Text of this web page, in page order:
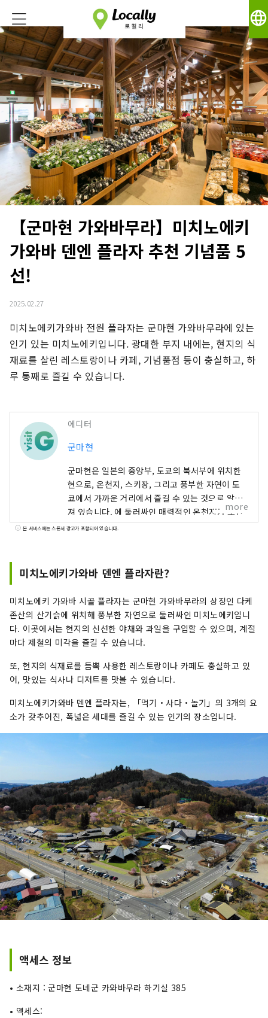
language
【군마현 가와바무라】미치노에키
가와바 덴엔 플라자 추천 기념품 5
선!
2025.02.27
미치노에키가와바 전원 플라자는 군마현 가와바무라에 있는
인기 있는 미치노에키입니다. 광대한 부지 내에는, 현지의 식
재료를 살린 레스토랑이나 카페, 기념품점 등이 충실하고, 하
루 통째로 즐길 수 있습니다.
에디터
군마현
군마현은 일본의 중앙부, 도쿄의 북서부에 위치한
현으로, 온천지, 스키장, 그리고 풍부한 자연이 도
쿄에서 가까운 거리에서 즐길 수 있는 것으로 알려
져 있습니다. 에 둘러싸인 매력적인 온천지가 포인
트 거기서, 일상의 번잡함으로부터 떨어져 느긋하
다. 도쿄에서 교통 요충지인 다카사키시까지 신칸
센을 타면 약 1시간만에 올 수 있기 때문에 당일치
기 관광도 즐길 수 있지만, 여러일 체류로 보다 군마
의 매력에 잠길 수 있습니다.
more
본 서비스에는 스폰서 광고가 포함되어 있습니다.
미치노에키가와바 덴엔 플라자란?
미치노에키 가와바 시골 플라자는 군마현 가와바무라의 상징인 다케
존산의 산기슭에 위치해 풍부한 자연으로 둘러싸인 미치노에키입니
다. 이곳에서는 현지의 신선한 야채와 과일을 구입할 수 있으며, 계절
마다 제철의 미각을 즐길 수 있습니다.
또, 현지의 식재료를 듬뿍 사용한 레스토랑이나 카페도 충실하고 있
어, 맛있는 식사나 디저트를 맛볼 수 있습니다.
미치노에키가와바 덴엔 플라자는, 「먹기・사다・놀기」의 3개의 요
소가 갖추어진, 폭넓은 세대를 즐길 수 있는 인기의 장소입니다.
액세스 정보
• 소재지 : 군마현 도네군 카와바무라 하기실 385
• 액세스: